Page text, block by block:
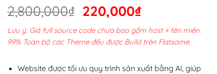
2,800,000₫ Giá
gốc
là:
2,800,000₫.
220,000₫Giá
hiện
tại
220,000₫.
Lưu ý: Giá full source code chưa bao gồm host + tên miền.
99% Toàn bộ các Theme đều được Build trên Flatsome.
Website được tối ưu quy trình sản xuất bằng AI, giúp